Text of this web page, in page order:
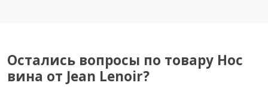
Остались вопросы по товару Нос
вина от Jean Lenoir?